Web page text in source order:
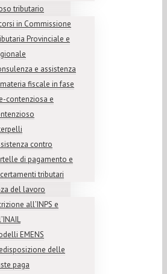
tributario
in Commissione
Provinciale e
e assistenza
fiscale in fase
contenziosa e
contro
di pagamento e
tributari
del lavoro
all’INPS e
EMENS
delle
paga